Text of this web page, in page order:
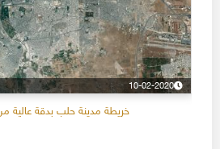
10-02-2020
خريطة مدينة حلب بدقة عالية من Google Earth